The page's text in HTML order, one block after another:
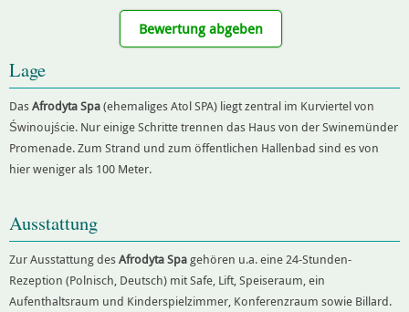
Bewertung abgeben
Lage
DasAfrodyta Spa(ehemaliges Atol SPA) liegt zentral im Kurviertel von
Świnoujście. Nur einige Schritte trennen das Haus von der Swinemünder
Promenade. Zum Strand und zum öffentlichen Hallenbad sind es von
hier weniger als 100 Meter.
Ausstattung
Zur Ausstattung desAfrodyta Spagehören u.a. eine 24-Stunden-
Rezeption (Polnisch, Deutsch) mit Safe, Lift, Speiseraum, ein
Aufenthaltsraum und Kinderspielzimmer, Konferenzraum sowie Billard.